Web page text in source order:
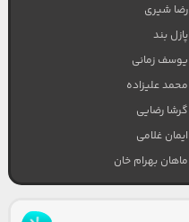
رضا شیری
پازل بند
یوسف زمانی
محمد علیزاده
گرشا رضایی
ایمان غلامی
ماهان بهرام خان